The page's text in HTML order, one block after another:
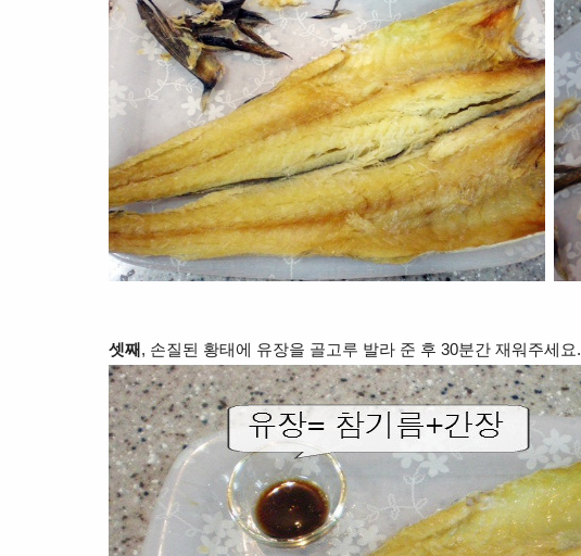
셋째, 손질된 황태에 유장을 골고루 발라 준 후 30분간 재워주세요.